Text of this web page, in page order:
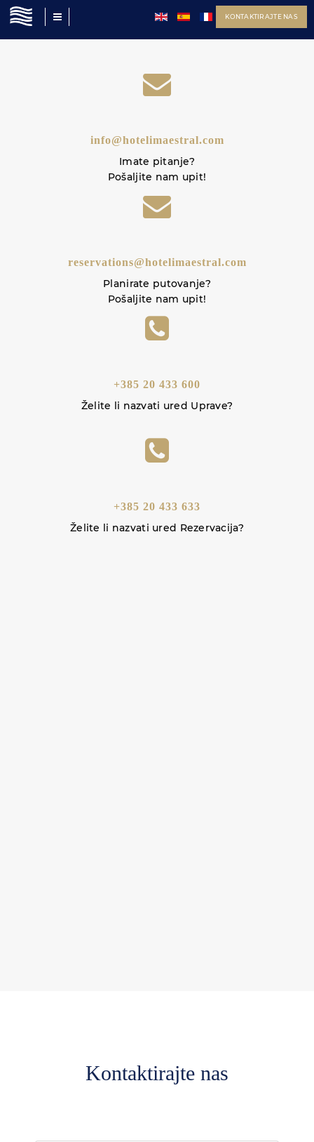
KONTAKTIRAJTE NAS
info@hotelimaestral.com
Imate pitanje?
Pošaljite nam upit!
reservations@hotelimaestral.com
Planirate putovanje?
Pošaljite nam upit!
+385 20 433 600
Želite li nazvati ured Uprave?
+385 20 433 633
Želite li nazvati ured Rezervacija?
Kontaktirajte nas